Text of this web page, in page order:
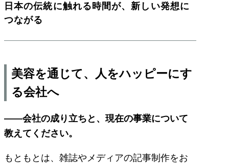
日本の伝統に触れる時間が、新しい発想に
つながる
美容を通じて、人をハッピーにす
る会社へ
——会社の成り立ちと、現在の事業について
教えてください。
もともとは、雑誌やメディアの記事制作をお